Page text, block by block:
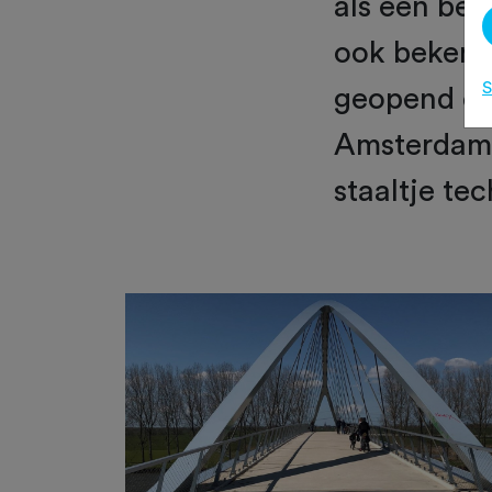
als een
ook
geopend
staaltje